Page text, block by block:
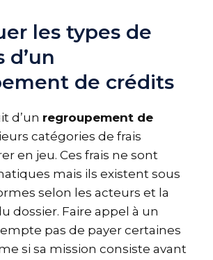
les types de
d’un
de crédits
d’un regroupement de
catégories de frais
en jeu. Ces frais ne sont
mais ils existent sous
selon les acteurs et la
dossier. Faire appel à un
pas de payer certaines
si sa mission consiste avant